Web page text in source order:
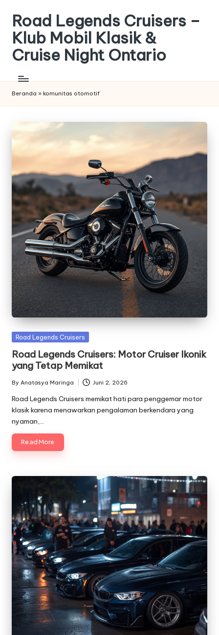
content
Road Legends Cruisers –
Klub Mobil Klasik &
Cruise Night Ontario
Mobil
Klasik
Beranda » komunitas otomotif
Posted
Road Legends Cruisers
Road Legends Cruisers: Motor Cruiser Ikonik
yang Tetap Memikat
Posted
by
By Anatasya Maringa Juni 2, 2026
Road Legends Cruisers memikat hati para penggemar motor
klasik karena menawarkan pengalaman berkendara yang
nyaman,…
Read More